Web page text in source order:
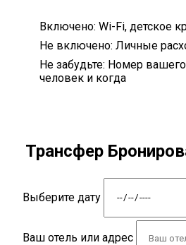
Включено: Wi-Fi, детское
Не включено: Личные
Не забудьте: Номер вашего
человек и когда
Трансфер
Выберите дату
Ваш отель или адрес